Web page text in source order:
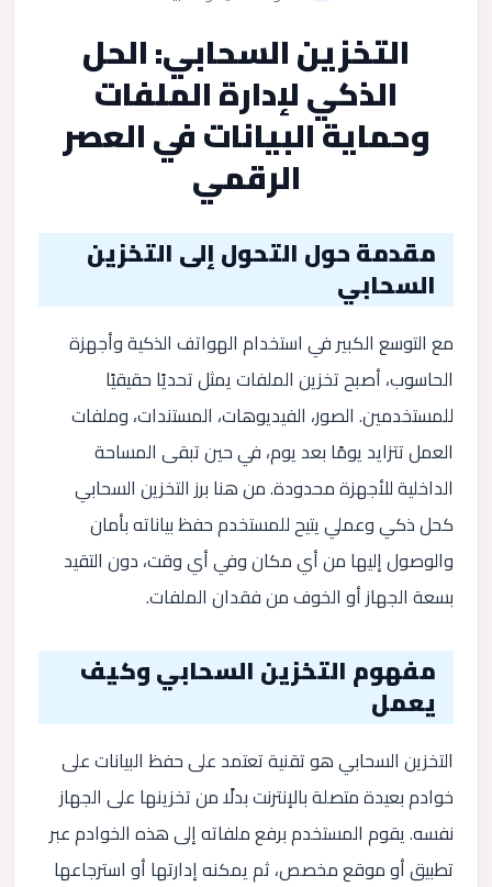
التخزين السحابي: الحل
الذكي لإدارة الملفات
وحماية البيانات في العصر
الرقمي
مقدمة حول التحول إلى التخزين
السحابي
مع التوسع الكبير في استخدام الهواتف الذكية وأجهزة
الحاسوب، أصبح تخزين الملفات يمثل تحديًا حقيقيًا
للمستخدمين. الصور، الفيديوهات، المستندات، وملفات
العمل تتزايد يومًا بعد يوم، في حين تبقى المساحة
الداخلية للأجهزة محدودة. من هنا برز التخزين السحابي
كحل ذكي وعملي يتيح للمستخدم حفظ بياناته بأمان
والوصول إليها من أي مكان وفي أي وقت، دون التقيد
بسعة الجهاز أو الخوف من فقدان الملفات.
مفهوم التخزين السحابي وكيف
يعمل
التخزين السحابي هو تقنية تعتمد على حفظ البيانات على
خوادم بعيدة متصلة بالإنترنت بدلًا من تخزينها على الجهاز
نفسه. يقوم المستخدم برفع ملفاته إلى هذه الخوادم عبر
تطبيق أو موقع مخصص، ثم يمكنه إدارتها أو استرجاعها